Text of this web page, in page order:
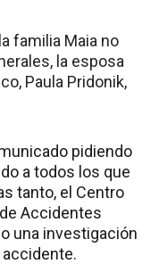
familia Maia no
la esposa
Paula Pridonik,
pidiendo
a todos los que
tanto, el Centro
Accidentes
una investigación